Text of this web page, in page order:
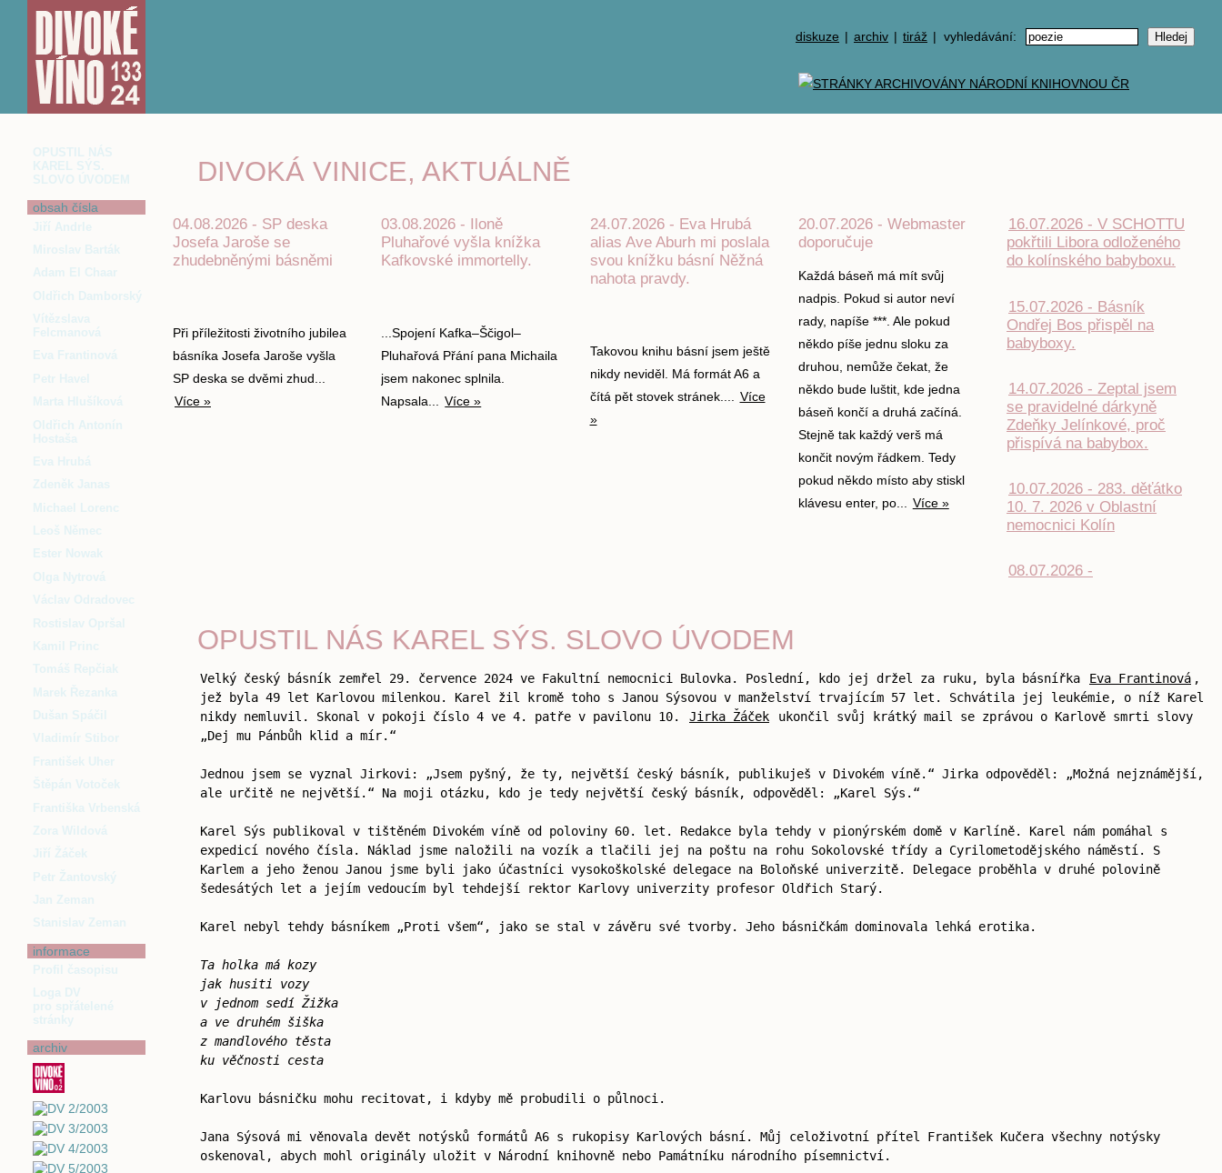
diskuze | archiv | tiráž | vyhledávání:
OPUSTIL NÁS
KAREL SÝS.
SLOVO ÚVODEM
obsah čísla
Jiří Andrle
Miroslav Barták
Adam El Chaar
Oldřich Damborský
Vítězslava
Felcmanová
Eva Frantinová
Petr Havel
Marta Hlušíková
Oldřich Antonín
Hostaša
Eva Hrubá
Zdeněk Janas
Michael Lorenc
Leoš Němec
Ester Nowak
Olga Nytrová
Václav Odradovec
Rostislav Opršal
Kamil Princ
Tomáš Repčiak
Marek Řezanka
Dušan Spáčil
Vladimír Stibor
František Uher
Štěpán Votoček
Františka Vrbenská
Zora Wildová
Jiří Žáček
Petr Žantovský
Jan Zeman
Stanislav Zeman
informace
Profil časopisu
Loga DV
pro spřátelené
stránky
archiv
DIVOKÁ VINICE, AKTUÁLNĚ
04.08.2026 - SP deska
Josefa Jaroše se
zhudebněnými básněmi
Při příležitosti životního jubilea
básníka Josefa Jaroše vyšla
SP deska se dvěmi zhud...
Více »
03.08.2026 - Iloně
Pluhařové vyšla knížka
Kafkovské immortelly.
...Spojení Kafka–Ščigol–
Pluhařová Přání pana Michaila
jsem nakonec splnila.
Napsala... Více »
24.07.2026 - Eva Hrubá
alias Ave Aburh mi poslala
svou knížku básní Něžná
nahota pravdy.
Takovou knihu básní jsem ještě
nikdy neviděl. Má formát A6 a
čítá pět stovek stránek.... Více
»
20.07.2026 - Webmaster
doporučuje
Každá báseň má mít svůj
nadpis. Pokud si autor neví
rady, napíše ***. Ale pokud
někdo píše jednu sloku za
druhou, nemůže čekat, že
někdo bude luštit, kde jedna
báseň končí a druhá začíná.
Stejně tak každý verš má
končit novým řádkem. Tedy
pokud někdo místo aby stiskl
klávesu enter, po... Více »
16.07.2026 - V SCHOTTU
pokřtili Libora odloženého
do kolínského babyboxu.
15.07.2026 - Básník
Ondřej Bos přispěl na
babyboxy.
14.07.2026 - Zeptal jsem
se pravidelné dárkyně
Zdeňky Jelínkové, proč
přispívá na babybox.
10.07.2026 - 283. děťátko
10. 7. 2026 v Oblastní
nemocnici Kolín
08.07.2026 -
OPUSTIL NÁS KAREL SÝS. SLOVO ÚVODEM
Velký český básník zemřel 29. července 2024 ve Fakultní nemocnici Bulovka. Poslední, kdo jej držel za ruku, byla básnířka Eva Frantinová ,
jež byla 49 let Karlovou milenkou. Karel žil kromě toho s Janou Sýsovou v manželství trvajícím 57 let. Schvátila jej leukémie, o níž Karel
nikdy nemluvil. Skonal v pokoji číslo 4 ve 4. patře v pavilonu 10.
Jirka Žáček
ukončil svůj krátký mail se zprávou o Karlově smrti slovy
„Dej mu Pánbůh klid a mír.“
Jednou jsem se vyznal Jirkovi: „Jsem pyšný, že ty, největší český básník, publikuješ v Divokém víně.“ Jirka odpověděl: „Možná nejznámější,
ale určitě ne největší.“ Na moji otázku, kdo je tedy největší český básník, odpověděl: „Karel Sýs.“
Karel Sýs publikoval v tištěném Divokém víně od poloviny 60. let. Redakce byla tehdy v pionýrském domě v Karlíně. Karel nám pomáhal s
expedicí nového čísla. Náklad jsme naložili na vozík a tlačili jej na poštu na rohu Sokolovské třídy a Cyrilometodějského náměstí. S
Karlem a jeho ženou Janou jsme byli jako účastníci vysokoškolské delegace na Boloňské univerzitě. Delegace proběhla v druhé polovině
šedesátých let a jejím vedoucím byl tehdejší rektor Karlovy univerzity profesor Oldřich Starý.
Karel nebyl tehdy básníkem „Proti všem“, jako se stal v závěru své tvorby. Jeho básničkám dominovala lehká erotika.
Ta holka má kozy
jak husiti vozy
v jednom sedí Žižka
a ve druhém šiška
z mandlového těsta
ku věčnosti cesta
Karlovu básničku mohu recitovat, i kdyby mě probudili o půlnoci.
Jana Sýsová mi věnovala devět notýsků formátů A6 s rukopisy Karlových básní. Můj celoživotní přítel František Kučera všechny notýsky
oskenoval, abych mohl originály uložit v Národní knihovně nebo Památníku národního písemnictví.